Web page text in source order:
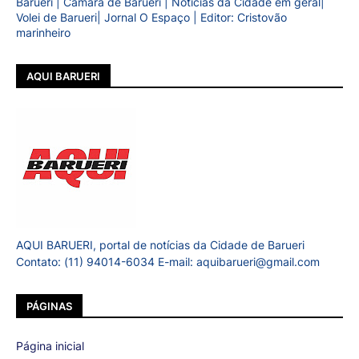
Volei de Barueri| Jornal O Espaço | Editor: Cristovão
marinheiro
AQUI BARUERI
AQUI BARUERI, portal de notícias da Cidade de Barueri
Contato: (11) 94014-6034 E-mail: aquibarueri@gmail.com
PÁGINAS
Página inicial